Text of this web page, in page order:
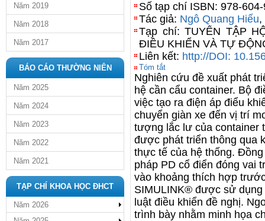
Năm 2019
Năm 2018
Năm 2017
BÁO CÁO THƯỜNG NIÊN
Năm 2025
Năm 2024
Năm 2023
Năm 2022
Năm 2021
TẠP CHÍ KHOA HỌC ĐHCT
Năm 2026
Số tạp chí ISBN: 978-
Tác giả: Ngô Quang Hiếu,
Tạp chí: TUYỂN TẬP
ĐIỀU KHIỂN VÀ TỰ
Liên kết: http://DOI:
Tóm tắt
Nghiên cứu đề xuất phát
hệ cần cẩu container. Bộ
việc tạo ra điện áp điểu
chuyển giàn xe đến vị trí
tượng lắc lư của container
được phát triển thông qua
thực tế của hệ thống.
pháp PD cổ điển đóng vai
vào khoảng thích hợp
SIMULINK® được sử
luật điều khiển đề nghị.
trình bày nhằm minh họa